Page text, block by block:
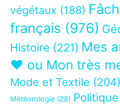
végétaux (188)
français (976)
Histoire (221) Mes
❤ ou Mon très
Mode et Textile (204)
Météorologie (28) Politique